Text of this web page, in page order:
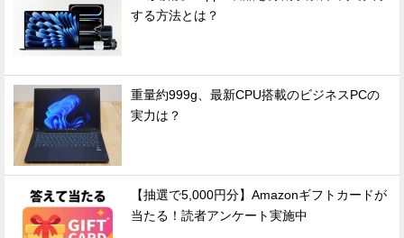
する方法とは？
重量約999g、最新CPU搭載のビジネスPCの
実力は？
【抽選で5,000円分】Amazonギフトカードが
当たる！読者アンケート実施中